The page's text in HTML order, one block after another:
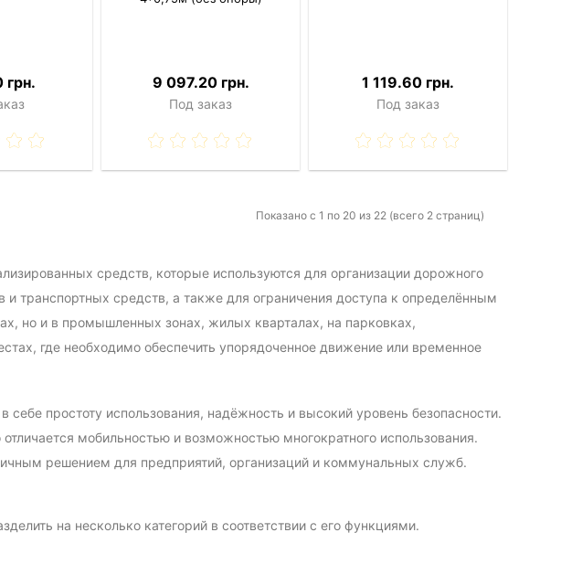
грн. 9 097.20 грн.
Под заказ
1 119.60 грн.
Под заказ
Показано с 1 по 20 из 22 (всего 2 страниц)
средств, которые используются для организации дорожного
и транспортных средств, а также для ограничения доступа к определённым
но и в промышленных зонах, жилых кварталах, на парковках,
где необходимо обеспечить упорядоченное движение или временное
простоту использования, надёжность и высокий уровень безопасности.
мобильностью и возможностью многократного использования.
решением для предприятий, организаций и коммунальных служб.
на несколько категорий в соответствии с его функциями.